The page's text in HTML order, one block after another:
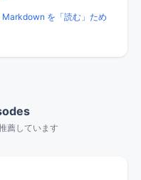
Markdown を「読む」ため
薦しています